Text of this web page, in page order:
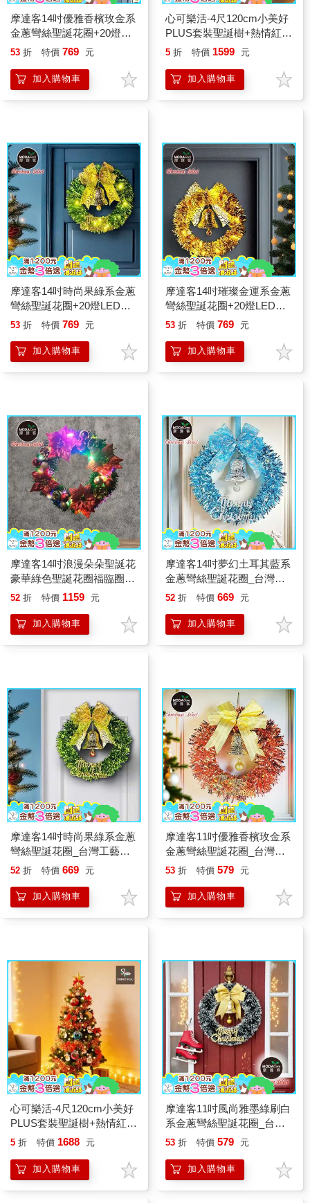
摩達客14吋優雅香檳玫金系
金蔥彎絲聖誕花圈+20燈
LED暖白光燈串
53 折 特價 769 元
加入購物車
心可樂活-4尺120cm小美好
PLUS套裝聖誕樹+熱情紅甜
甜圈雪人彩繪木質片系飾品
5 折 特價 1599 元
加入購物車
摩達客14吋時尚果綠系金蔥
彎絲聖誕花圈+20燈LED暖
白光燈串
53 折 特價 769 元
加入購物車
摩達客14吋璀璨金運系金蔥
彎絲聖誕花圈+20燈LED暖
白光燈串
53 折 特價 769 元
加入購物車
摩達客14吋浪漫朵朵聖誕花
豪華綠色聖誕花圈福臨圈_
紅金系+20燈LED彩光燈串
52 折 特價 1159 元
加入購物車
摩達客14吋夢幻土耳其藍系
金蔥彎絲聖誕花圈_台灣工
藝免組裝
52 折 特價 669 元
加入購物車
摩達客14吋時尚果綠系金蔥
彎絲聖誕花圈_台灣工藝免
組裝
52 折 特價 669 元
加入購物車
摩達客11吋優雅香檳玫金系
金蔥彎絲聖誕花圈_台灣工
藝免組裝
53 折 特價 579 元
加入購物車
心可樂活-4尺120cm小美好
PLUS套裝聖誕樹+熱情紅甜
甜圈雪人彩繪木質片系飾品
_USB電池盒兩用
5 折 特價 1688 元
加入購物車
摩達客11吋風尚雅墨綠刷白
系金蔥彎絲聖誕花圈_台灣
工藝免組裝
53 折 特價 579 元
加入購物車